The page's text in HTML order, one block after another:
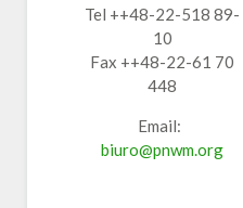
Tel ++48-22-518 89-
10
Fax ++48-22-61 70
448
Email:
biuro@pnwm.org